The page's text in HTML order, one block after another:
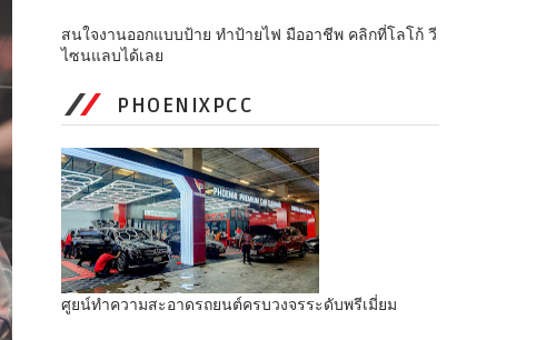
สนใจงานออกแบบป้าย ทำป้ายไฟ มืออาชีพ คลิกที่โลโก้ วี
ไซนแลบได้เลย
PHOENIXPCC
ศูยน์ทำความสะอาดรถยนต์ครบวงจรระดับพรีเมี่ยม